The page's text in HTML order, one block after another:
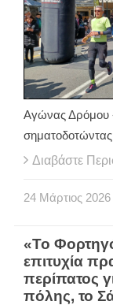
Αγώνας Δρόμου
σηματοδοτώντας
Διαβάστε
24 Μάρτιος 2026
«Το
επιτυχία
περίπατος
πόλης, το